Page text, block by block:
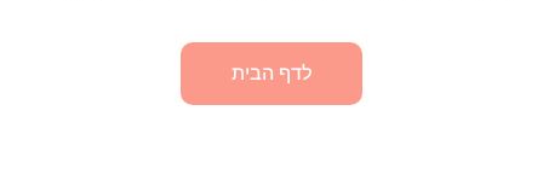
לדף הבית